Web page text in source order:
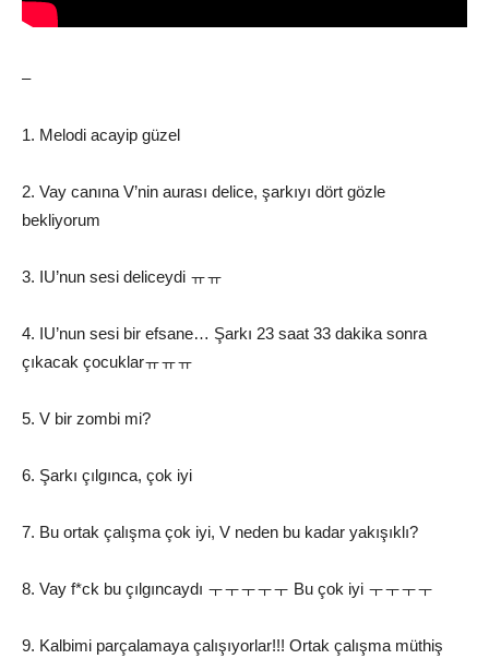
–
1. Melodi acayip güzel
2. Vay canına V’nin aurası delice, şarkıyı dört gözle
bekliyorum
3. IU’nun sesi deliceydi ㅠㅠ
4. IU’nun sesi bir efsane… Şarkı 23 saat 33 dakika sonra
çıkacak çocuklarㅠㅠㅠ
5. V bir zombi mi?
6. Şarkı çılgınca, çok iyi
7. Bu ortak çalışma çok iyi, V neden bu kadar yakışıklı?
8. Vay f*ck bu çılgıncaydı ㅜㅜㅜㅜㅜ Bu çok iyi ㅜㅜㅜㅜ
9. Kalbimi parçalamaya çalışıyorlar!!! Ortak çalışma müthiş